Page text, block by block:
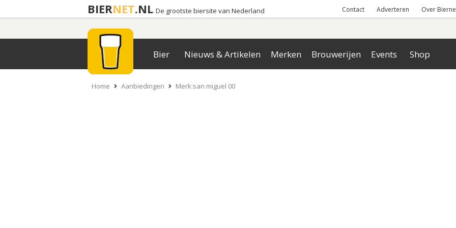
BIERNET.NL De grootste biersite van Nederland Contact Adverteren Over
Bier Nieuws & Artikelen Merken Brouwerijen Events Shop
Home Aanbiedingen Merk:san miguel 00